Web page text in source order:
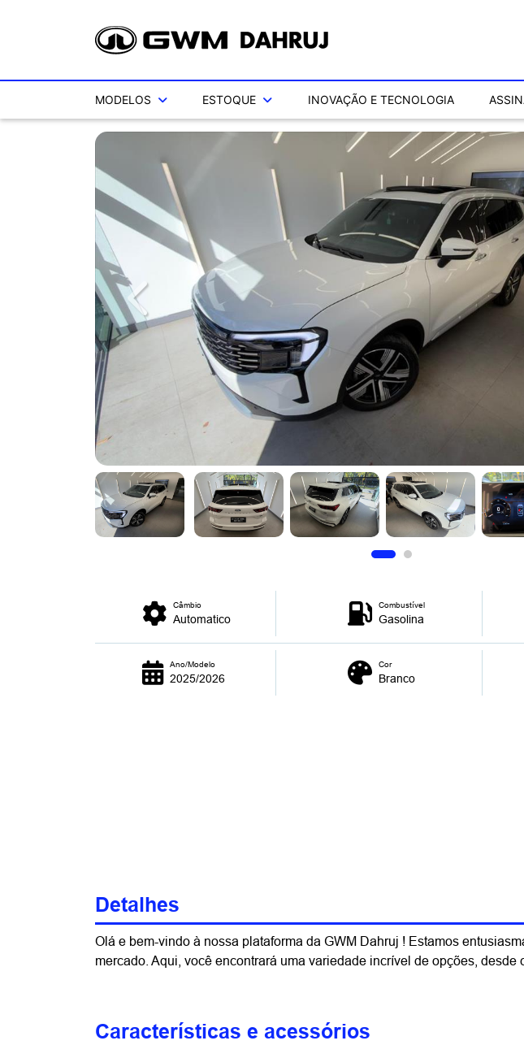
MODELOS ESTOQUE INOVAÇÃO E TECNOLOGIA
Previous
Câmbio
Automatico
Combustível
Gasolina
Ano/Modelo
2025/2026
Cor
Branco
Detalhes
Olá e bem-vindo à nossa plataforma da GWM Dahruj ! Estamos
mercado. Aqui, você encontrará uma variedade incrível de opções,
Características e acessórios